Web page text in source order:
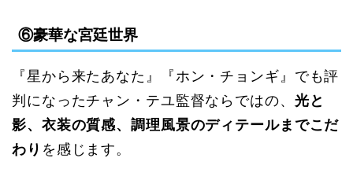
⑥豪華な宮廷世界
『星から来たあなた』『ホン・チョンギ』でも評
判になったチャン・テユ監督ならではの、 光と
影、衣装の質感、調理風景のディテールまでこだ
わり を感じます。